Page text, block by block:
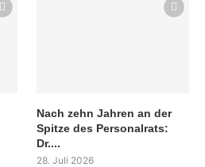
Nach zehn Jahren an der
Spitze des Personalrats:
Dr....
28. Juli 2026